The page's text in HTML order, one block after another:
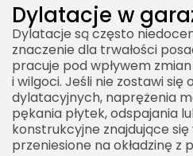
Dylatacje w
Dylatacje są często
znaczenie dla trwałości
pracuje pod wpływem
i wilgoci. Jeśli nie zostawi się
dylatacyjnych, naprężenia
pękania płytek, odspajania
konstrukcyjne znajdujące
przeniesione na okładzinę z